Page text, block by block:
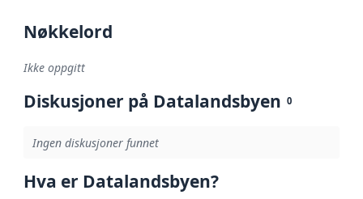
Nøkkelord
Ikke oppgitt
Diskusjoner på Datalandsbyen 0
Ingen diskusjoner funnet
Hva er Datalandsbyen?